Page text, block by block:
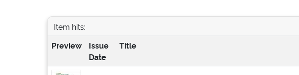
Item hits:
Preview
Issue
Date
Title